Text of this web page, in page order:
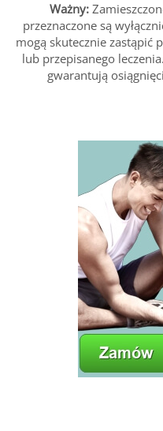
Ważny:
przeznaczone są
mogą skutecznie zastąpić
lub przepisanego
gwarantują